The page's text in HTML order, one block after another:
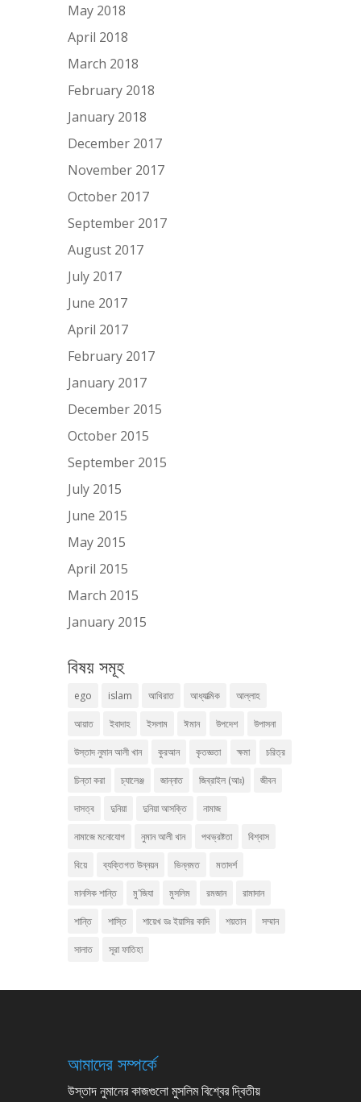
May 2018
April 2018
March 2018
February 2018
January 2018
December 2017
November 2017
October 2017
September 2017
August 2017
July 2017
June 2017
April 2017
February 2017
January 2017
December 2015
October 2015
September 2015
July 2015
June 2015
May 2015
April 2015
March 2015
January 2015
বিষয় সমূহ
ego islam আখিরাত আধ্যাত্মিক আল্লাহ
আয়াত ইবাদাহ ইসলাম ঈমান উপদেশ উপাসনা
উস্তাদ নুমান আলী খান কুরআন কৃতজ্ঞতা ক্ষমা চরিত্র
চিন্তা করা চ্যালেঞ্জ জান্নাত জিব্রাইল (আঃ) জীবন
দাসত্ব দুনিয়া দুনিয়া আসক্তি নামাজ
নামাজে মনোযোগ নুমান আলী খান পথভ্রষ্টতা বিশ্বাস
বিয়ে ব্যক্তিগত উন্নয়ন ভিন্নমত মতাদর্শ
মানসিক শান্তি মু'জিযা মুসলিম রমজান রামাদান
শান্তি শাস্তি শায়েখ ডঃ ইয়াসির কাদি শয়তান সম্মান
সালাত সূরা ফাতিহা
আমাদের সম্পর্কে
উস্তাদ নুমানের কাজগুলো মুসলিম বিশ্বের দ্বিতীয়